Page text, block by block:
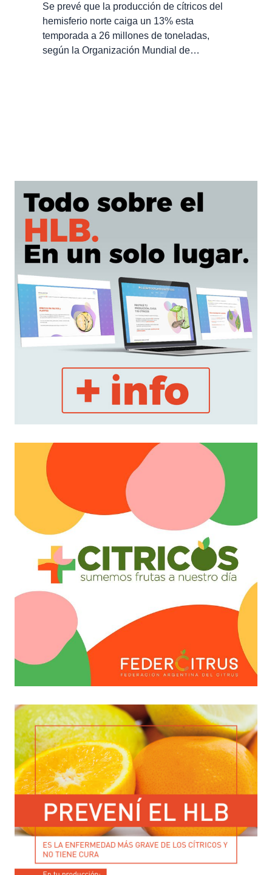
Se prevé que la producción de cítricos del
hemisferio norte caiga un 13% esta
temporada a 26 millones de toneladas,
según la Organización Mundial de…